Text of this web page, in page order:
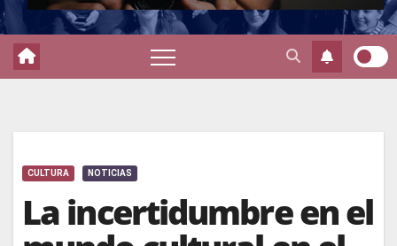
CULTURA NOTICIAS
La incertidumbre en el